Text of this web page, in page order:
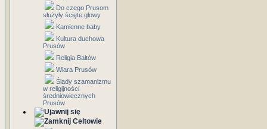
Do czego Prusom
służyły ścięte głowy
Kamienne baby
Kultura duchowa
Prusów
Religia Bałtów
Wiara Prusów
Ślady szamanizmu
w religijności
średniowiecznych
Prusów
Celtowie